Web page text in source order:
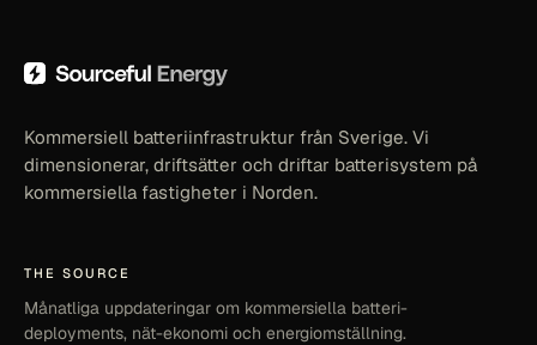
Kommersiell batteriinfrastruktur från Sverige. Vi
dimensionerar, driftsätter och driftar batterisystem på
kommersiella fastigheter i Norden.
THE SOURCE
Månatliga uppdateringar om kommersiella batteri-
deployments, nät-ekonomi och energiomställning.